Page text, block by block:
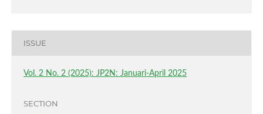
ISSUE
Vol. 2 No. 2 (2025): JP2N: Januari-April 2025
SECTION